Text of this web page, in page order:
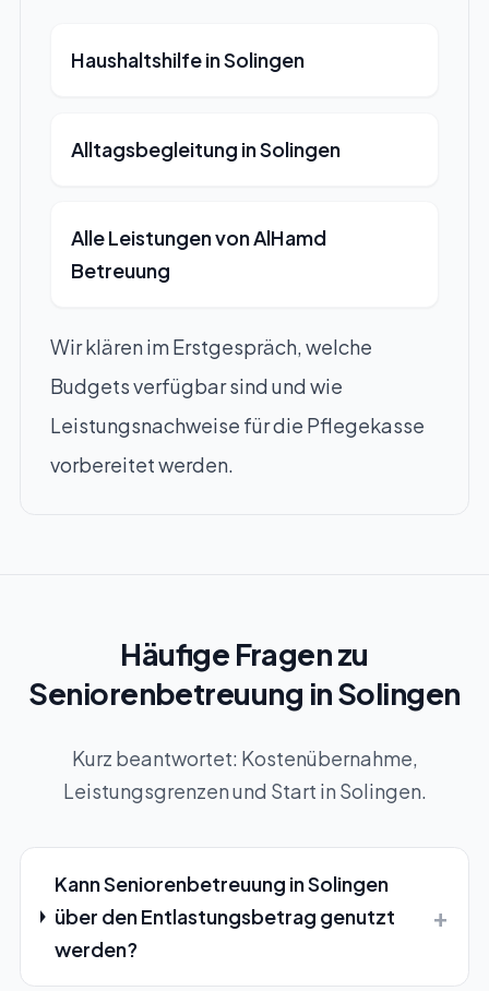
Haushaltshilfe in Solingen
Alltagsbegleitung in Solingen
Alle Leistungen von AlHamd
Betreuung
Wir klären im Erstgespräch, welche
Budgets verfügbar sind und wie
Leistungsnachweise für die Pflegekasse
vorbereitet werden.
Häufige Fragen zu
Seniorenbetreuung in Solingen
Kurz beantwortet: Kostenübernahme,
Leistungsgrenzen und Start in Solingen.
Kann Seniorenbetreuung in Solingen
über den Entlastungsbetrag genutzt
werden?
+